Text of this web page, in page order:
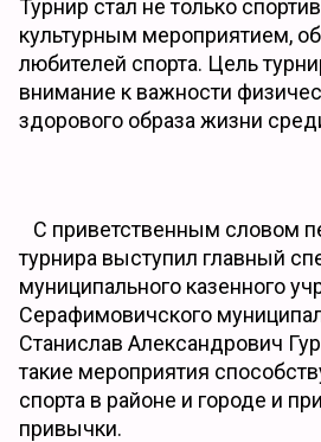
Турнир стал не только
культурным мероприятием,
любителей спорта. Цель
внимание к важности
здорового образа жизни
С приветственным словом
турнира выступил главный
муниципального казенного
Серафимовичского
Станислав Александрович
такие мероприятия
спорта в районе и городе и
привычки.